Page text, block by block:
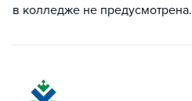
в колледже не предусмотрена.